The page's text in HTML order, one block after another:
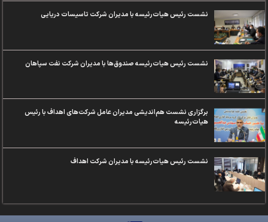
نشست رئیس هیات‌رئیسه با مدیران شرکت تاسیسات‌ دریایی
نشست رئیس هیات‌رئیسه صندوق‌ها با مدیران شرکت نفت سپاهان
برگزاری نشست هم‌اندیشی مدیران عامل شرکت‌های اهداف با رئیس
هیات‌رئیسه
نشست رئیس هیات‌رئیسه با مدیران شرکت اهداف